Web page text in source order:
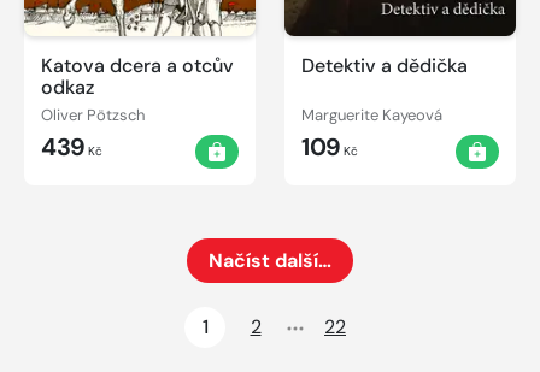
Katova dcera a otcův
odkaz
Oliver Pötzsch
439 Kč
Detektiv a dědička
Marguerite Kayeová
109 Kč
Načíst další…
1
2 22